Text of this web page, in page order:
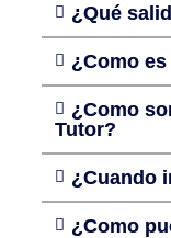
¿Qué
¿Como
¿Como
Tutor?
¿Cuando
¿Como